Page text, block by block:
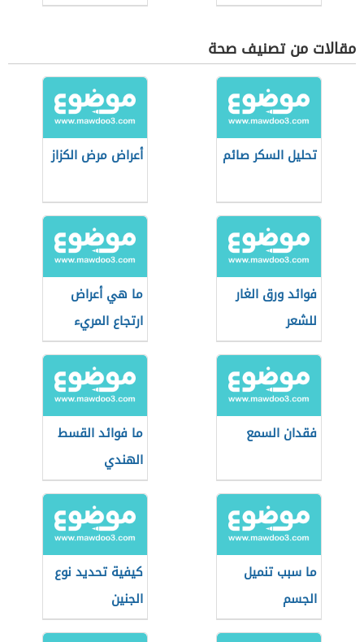
التركيز
مقالات من تصنيف صحة
تحليل السكر صائم أعراض مرض الكزاز
فوائد ورق الغار
للشعر
ما هي أعراض
ارتجاع المريء
فقدان السمع
ما فوائد القسط
الهندي
ما سبب تنميل
الجسم
كيفية تحديد نوع
الجنين